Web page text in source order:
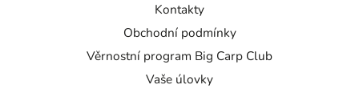
Kontakty
Obchodní podmínky
Věrnostní program Big Carp Club
Vaše úlovky